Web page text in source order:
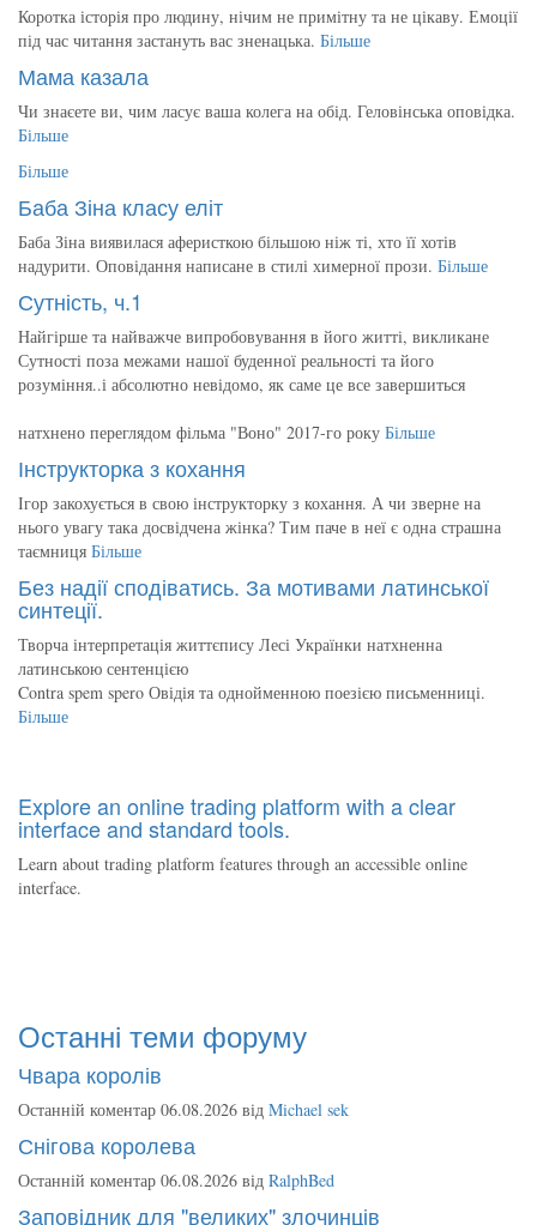
Коротка історія про людину, нічим не примітну та не цікаву. Емоції
під час читання застануть вас зненацька. Більше
Мама казала
Чи знаєете ви, чим ласує ваша колега на обід. Геловінська оповідка.
Більше
Більше
Баба Зіна класу еліт
Баба Зіна виявилася аферисткою більшою ніж ті, хто її хотів
надурити. Оповідання написане в стилі химерної прози. Більше
Сутність, ч.1
Найгірше та найважче випробовування в його житті, викликане
Сутності поза межами нашої буденної реальності та його
розуміння..і абсолютно невідомо, як саме це все завершиться
натхнено переглядом фільма "Воно" 2017-го року Більше
Інструкторка з кохання
Ігор закохується в свою інструкторку з кохання. А чи зверне на
нього увагу така досвідчена жінка? Тим паче в неї є одна страшна
таємниця Більше
Без надії сподіватись. За мотивами латинської
синтеції.
Творча інтерпретація життєпису Лесі Українки натхненна
латинською сентенцією
Contra spem spero Овідія та однойменною поезією письменниці.
Більше
Explore an online trading platform with a clear
interface and standard tools.
Learn about trading platform features through an accessible online
interface.
Останні теми форуму
Чвара королів
Останній коментар 06.08.2026 від Michael sek
Снігова королева
Останній коментар 06.08.2026 від RalphBed
Заповідник для "великих" злочинців